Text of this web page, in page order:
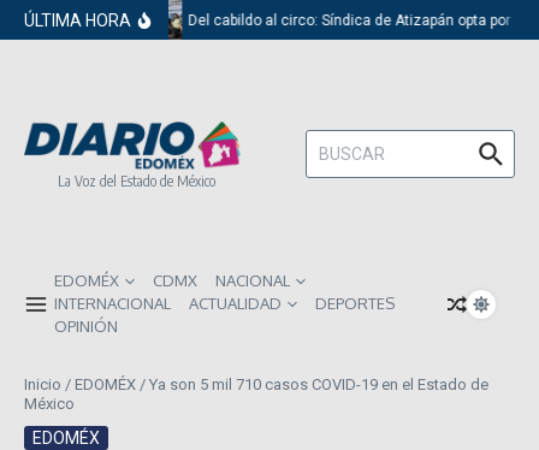
Saltar al contenido
ÚLTIMA HORA Del cabildo al circo: Síndica de Atizapán opta por el
La Voz del Estado de México
Buscar:
EDOMÉX CDMX
NACIONAL
INTERNACIONAL
ACTUALIDAD
DEPORTES
OPINIÓN
Inicio / EDOMÉX / Ya son 5 mil 710 casos COVID-19 en el Estado de
México
EDOMÉX